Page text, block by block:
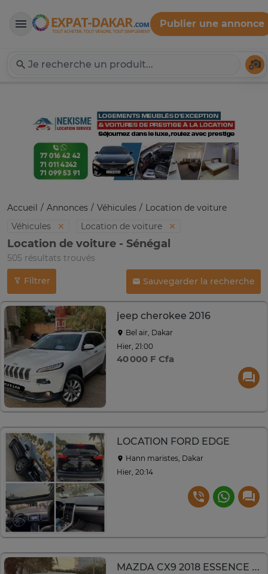
Expat-Dakar
Publier une annonce
Accueil Annonces Véhicules
Location de voiture
Véhicules
Location de voiture
Location de voiture - Sénégal
505 résultats trouvés
Filtrer Sauvegarder la recherche
jeep cherokee 2016
Bel air, Dakar
Hier, 21:00
40 000 F Cfa
LOCATION FORD EDGE
Hann maristes, Dakar
Hier, 20:14
MAZDA CX9 2018 ESSENCE AUTOMATIQUE